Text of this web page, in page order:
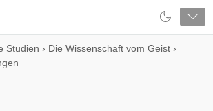
Studien › Die Wissenschaft vom Geist ›